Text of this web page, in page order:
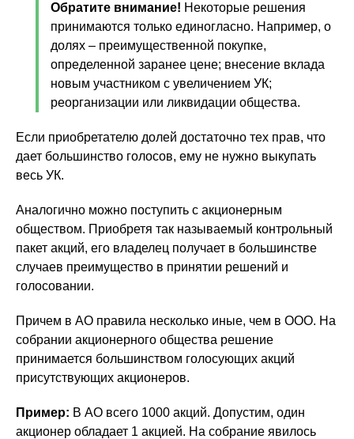
Обратите внимание! Некоторые решения
принимаются только единогласно. Например, о
долях – преимущественной покупке,
определенной заранее цене; внесение вклада
новым участником с увеличением УК;
реорганизации или ликвидации общества.
Если приобретателю долей достаточно тех прав, что
дает большинство голосов, ему не нужно выкупать
весь УК.
Аналогично можно поступить с акционерным
обществом. Приобретя так называемый контрольный
пакет акций, его владелец получает в большинстве
случаев преимущество в принятии решений и
голосовании.
Причем в АО правила несколько иные, чем в ООО. На
собрании акционерного общества решение
принимается большинством голосующих акций
присутствующих акционеров.
Пример: В АО всего 1000 акций. Допустим, один
акционер обладает 1 акцией. На собрание явилось